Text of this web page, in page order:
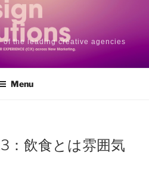
the leading creative agencies
Menu
：飲食とは雰囲気